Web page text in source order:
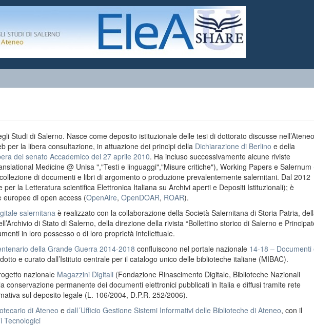
Studi di Salerno. Nasce come deposito istituzionale delle tesi di dottorato discusse
per la libera consultazione, in attuazione dei principi della Dichiarazione di Berlino e della
del senato Accademico del 27 aprile 2010. Ha incluso successivamente alcune riviste
Medicine @ Unisa ","Testi e linguaggi","Misure critiche"), Working Papers e Salernum
di documenti e libri di argomento o produzione prevalentemente salernitani. Dal 2012
per la Letteratura scientifica Elettronica Italiana su Archivi aperti e Depositi Istituzionali); è
di open access (OpenAire, OpenDOAR, ROAR).
salernitana è realizzato con la collaborazione della Società Salernitana di Storia Patria,
di Stato di Salerno, della direzione della rivista “Bollettino storico di Salerno e
in loro possesso o di loro proprietà intellettuale.
della Grande Guerra 2014-2018 confluiscono nel portale nazionale 14-18 – Documenti
e curato dall’Istituto centrale per il catalogo unico delle biblioteche italiane (MIBAC).
nazionale Magazzini Digitali (Fondazione Rinascimento Digitale, Biblioteche Nazionali
conservazione permanente dei documenti elettronici pubblicati in Italia e diffusi tramite rete
sul deposito legale (L. 106/2004, D.P.R. 252/2006).
di Ateneo e dall´Ufficio Gestione Sistemi Informativi delle Biblioteche di Ateneo, con il
Tecnologici